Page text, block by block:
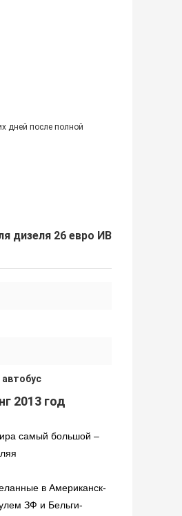
дней после полной
дизеля 26 евро ИВ
2013 год
самый большой –
в Американск-
ЗФ и Бельги-